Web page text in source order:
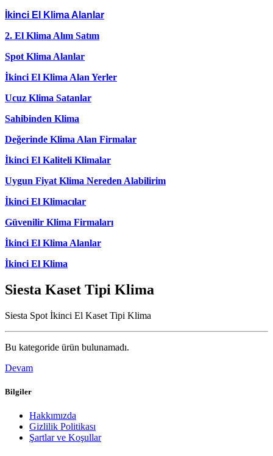
İkinci El Klima Alanlar
2. El Klima Alım Satım
Spot Klima Alanlar
İkinci El Klima Alan Yerler
Ucuz Klima Satanlar
Sahibinden Klima
Değerinde Klima Alan Firmalar
İkinci El Kaliteli Klimalar
Uygun Fiyat Klima Nereden Alabilirim
İkinci El Klimacılar
Güvenilir Klima Firmaları
İkinci El Klima Alanlar
İkinci El Klima
Siesta Kaset Tipi Klima
Siesta Spot İkinci El Kaset Tipi Klima
Bu kategoride ürün bulunamadı.
Devam
Bilgiler
Hakkımızda
Gizlilik Politikası
Şartlar ve Koşullar